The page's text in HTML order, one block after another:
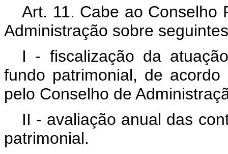
Art. 11. Cabe ao Conselho
Administração sobre
I - fiscalização da
fundo patrimonial, de
pelo Conselho de
II - avaliação anual das
patrimonial.